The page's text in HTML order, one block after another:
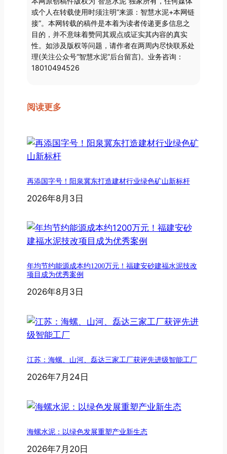
或个人在转载使用时须注明“来源：智慧水泥+本网链
接”。本网转载的稿件是本着为读者传递更多信息之
目的，并不意味着赞同其观点或证实其内容的真实
性。如涉及版权等问题，请作者在两周内尽快联系处
理(关注公众号“智慧水泥”后台留言)。业务咨询：
18010494526
阅读更多
再添国字号！阳泉冀东打造建材行业绿色矿山新标杆
2026年8月3日
年均节约能源成本约1200万元！福建安砂建福水泥技改
项目成为优秀案例
2026年8月3日
江苏：海螺、山河、磊达三家工厂获评先进级智能工厂
2026年7月24日
海螺水泥：以绿色发展重塑产业新生态
2026年7月20日